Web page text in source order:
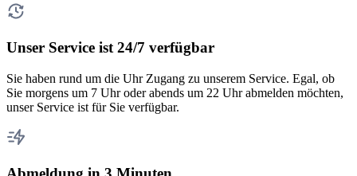
Unser Service ist 24/7 verfügbar
Sie haben rund um die Uhr Zugang zu unserem Service. Egal, ob
Sie morgens um 7 Uhr oder abends um 22 Uhr abmelden möchten,
unser Service ist für Sie verfügbar.